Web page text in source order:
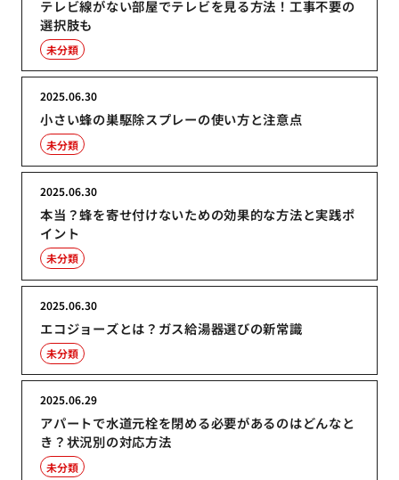
テレビ線がない部屋でテレビを見る方法！工事不要の
選択肢も
未分類
小さい蜂の巣駆除スプレーの使い方と注意点
2025.06.30
未分類
本当？蜂を寄せ付けないための効果的な方法と実践ポ
イント
2025.06.30
未分類
エコジョーズとは？ガス給湯器選びの新常識
2025.06.30
未分類
アパートで水道元栓を閉める必要があるのはどんなと
き？状況別の対応方法
2025.06.29
未分類